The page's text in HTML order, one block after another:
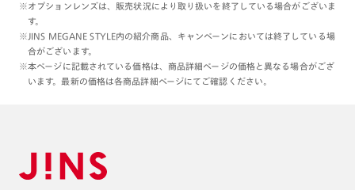
※オプションレンズは、販売状況により取り扱いを終了している場合がございま
す。
※JINS MEGANE STYLE内の紹介商品、キャンペーンにおいては終了している場
合がございます。
※本ページに記載されている価格は、商品詳細ページの価格と異なる場合がござ
います。最新の価格は各商品詳細ページにてご確認ください。